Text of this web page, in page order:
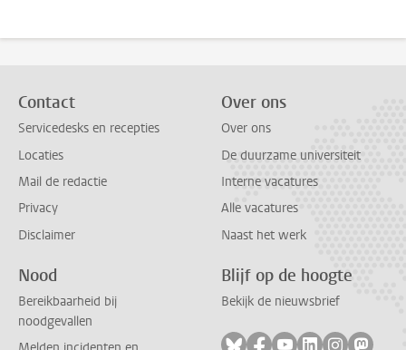
Contact
Servicedesks en recepties
Locaties
Mail de redactie
Privacy
Disclaimer
Over ons
Over ons
De duurzame universiteit
Interne vacatures
Alle vacatures
Naast het werk
Nood
Bereikbaarheid bij
noodgevallen
Blijf op de hoogte
Bekijk de nieuwsbrief
Volg ons op bluesky
Volg ons op facebook
Volg ons op
Volg ons op
Volg ons
Volg